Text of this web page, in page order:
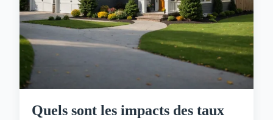
Quels sont les impacts des taux